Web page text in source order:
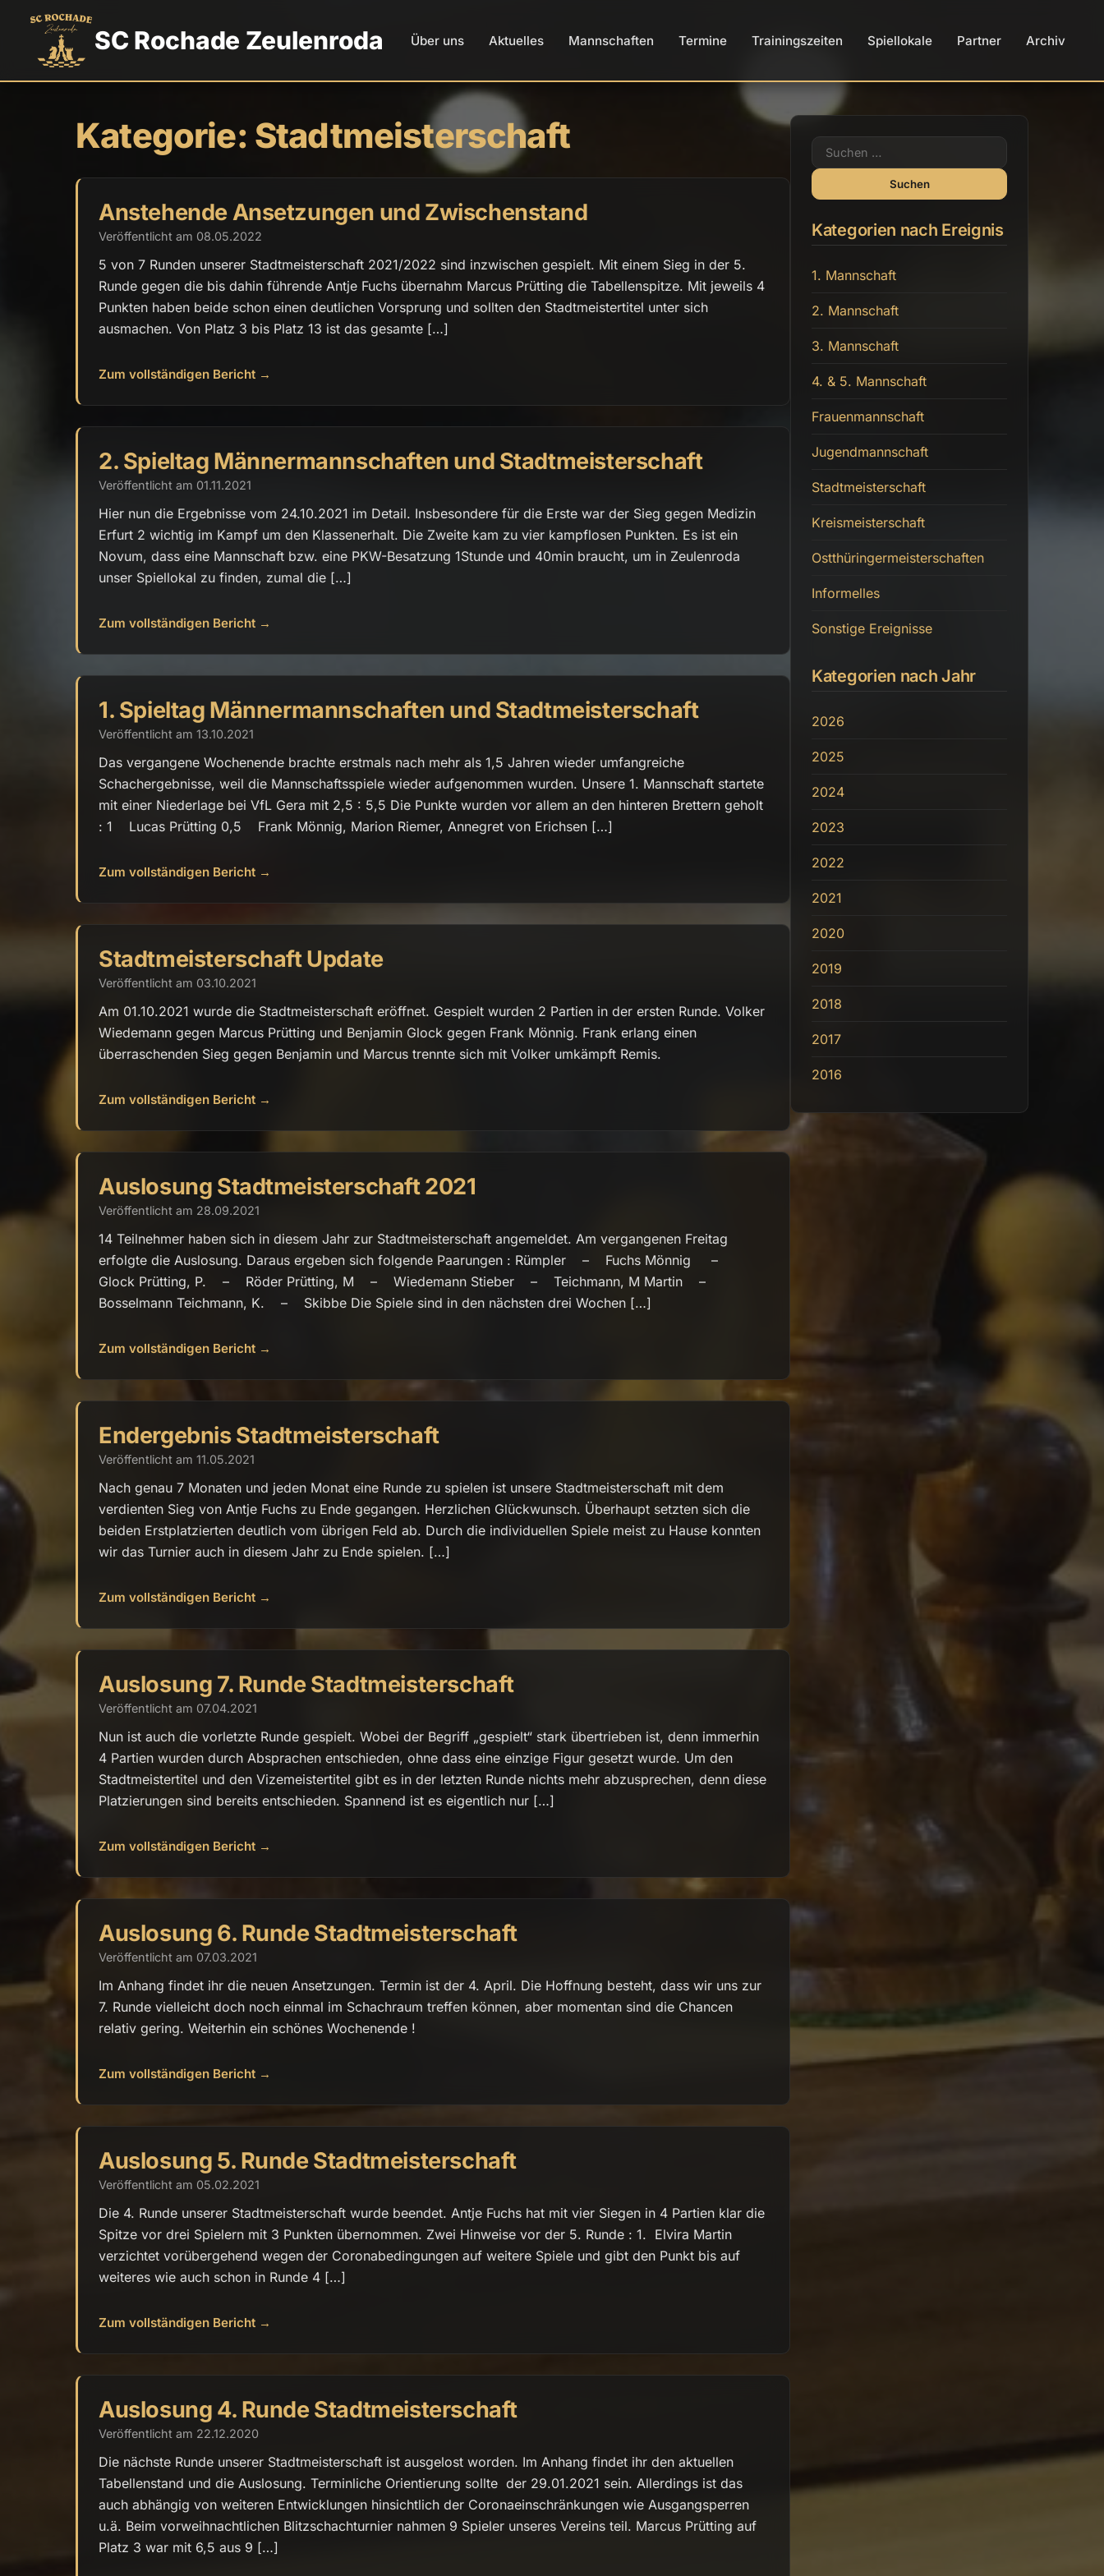
SC Rochade Zeulenroda Über uns Aktuelles Mannschaften Termine Trainingszeiten Spiellokale Partner Archiv
Kategorie: Stadtmeisterschaft
Anstehende Ansetzungen und Zwischenstand
Veröffentlicht am 08.05.2022
5 von 7 Runden unserer Stadtmeisterschaft 2021/2022 sind inzwischen gespielt. Mit einem Sieg in der 5.
Runde gegen die bis dahin führende Antje Fuchs übernahm Marcus Prütting die Tabellenspitze. Mit jeweils 4
Punkten haben beide schon einen deutlichen Vorsprung und sollten den Stadtmeistertitel unter sich
ausmachen. Von Platz 3 bis Platz 13 ist das gesamte […]
Zum vollständigen Bericht →
2. Spieltag Männermannschaften und Stadtmeisterschaft
Veröffentlicht am 01.11.2021
Hier nun die Ergebnisse vom 24.10.2021 im Detail. Insbesondere für die Erste war der Sieg gegen Medizin
Erfurt 2 wichtig im Kampf um den Klassenerhalt. Die Zweite kam zu vier kampflosen Punkten. Es ist ein
Novum, dass eine Mannschaft bzw. eine PKW-Besatzung 1Stunde und 40min braucht, um in Zeulenroda
unser Spiellokal zu finden, zumal die […]
Zum vollständigen Bericht →
1. Spieltag Männermannschaften und Stadtmeisterschaft
Veröffentlicht am 13.10.2021
Das vergangene Wochenende brachte erstmals nach mehr als 1,5 Jahren wieder umfangreiche
Schachergebnisse, weil die Mannschaftsspiele wieder aufgenommen wurden. Unsere 1. Mannschaft startete
mit einer Niederlage bei VfL Gera mit 2,5 : 5,5 Die Punkte wurden vor allem an den hinteren Brettern geholt
: 1 Lucas Prütting 0,5 Frank Mönnig, Marion Riemer, Annegret von Erichsen […]
Zum vollständigen Bericht →
Stadtmeisterschaft Update
Veröffentlicht am 03.10.2021
Am 01.10.2021 wurde die Stadtmeisterschaft eröffnet. Gespielt wurden 2 Partien in der ersten Runde. Volker
Wiedemann gegen Marcus Prütting und Benjamin Glock gegen Frank Mönnig. Frank erlang einen
überraschenden Sieg gegen Benjamin und Marcus trennte sich mit Volker umkämpft Remis.
Zum vollständigen Bericht →
Auslosung Stadtmeisterschaft 2021
Veröffentlicht am 28.09.2021
14 Teilnehmer haben sich in diesem Jahr zur Stadtmeisterschaft angemeldet. Am vergangenen Freitag
erfolgte die Auslosung. Daraus ergeben sich folgende Paarungen : Rümpler – Fuchs Mönnig –
Glock Prütting, P. – Röder Prütting, M – Wiedemann Stieber – Teichmann, M Martin –
Bosselmann Teichmann, K. – Skibbe Die Spiele sind in den nächsten drei Wochen […]
Zum vollständigen Bericht →
Endergebnis Stadtmeisterschaft
Veröffentlicht am 11.05.2021
Nach genau 7 Monaten und jeden Monat eine Runde zu spielen ist unsere Stadtmeisterschaft mit dem
verdienten Sieg von Antje Fuchs zu Ende gegangen. Herzlichen Glückwunsch. Überhaupt setzten sich die
beiden Erstplatzierten deutlich vom übrigen Feld ab. Durch die individuellen Spiele meist zu Hause konnten
wir das Turnier auch in diesem Jahr zu Ende spielen. […]
Zum vollständigen Bericht →
Auslosung 7. Runde Stadtmeisterschaft
Veröffentlicht am 07.04.2021
Nun ist auch die vorletzte Runde gespielt. Wobei der Begriff „gespielt“ stark übertrieben ist, denn immerhin
4 Partien wurden durch Absprachen entschieden, ohne dass eine einzige Figur gesetzt wurde. Um den
Stadtmeistertitel und den Vizemeistertitel gibt es in der letzten Runde nichts mehr abzusprechen, denn diese
Platzierungen sind bereits entschieden. Spannend ist es eigentlich nur […]
Zum vollständigen Bericht →
Auslosung 6. Runde Stadtmeisterschaft
Veröffentlicht am 07.03.2021
Im Anhang findet ihr die neuen Ansetzungen. Termin ist der 4. April. Die Hoffnung besteht, dass wir uns zur
7. Runde vielleicht doch noch einmal im Schachraum treffen können, aber momentan sind die Chancen
relativ gering. Weiterhin ein schönes Wochenende !
Zum vollständigen Bericht →
Auslosung 5. Runde Stadtmeisterschaft
Veröffentlicht am 05.02.2021
Die 4. Runde unserer Stadtmeisterschaft wurde beendet. Antje Fuchs hat mit vier Siegen in 4 Partien klar die
Spitze vor drei Spielern mit 3 Punkten übernommen. Zwei Hinweise vor der 5. Runde : 1. Elvira Martin
verzichtet vorübergehend wegen der Coronabedingungen auf weitere Spiele und gibt den Punkt bis auf
weiteres wie auch schon in Runde 4 […]
Zum vollständigen Bericht →
Auslosung 4. Runde Stadtmeisterschaft
Veröffentlicht am 22.12.2020
Die nächste Runde unserer Stadtmeisterschaft ist ausgelost worden. Im Anhang findet ihr den aktuellen
Tabellenstand und die Auslosung. Terminliche Orientierung sollte der 29.01.2021 sein. Allerdings ist das
auch abhängig von weiteren Entwicklungen hinsichtlich der Coronaeinschränkungen wie Ausgangsperren
u.ä. Beim vorweihnachtlichen Blitzschachturnier nahmen 9 Spieler unseres Vereins teil. Marcus Prütting auf
Platz 3 war mit 6,5 aus 9 […]
Suchen
nach:
Kategorien nach Ereignis
1. Mannschaft
2. Mannschaft
3. Mannschaft
4. & 5. Mannschaft
Frauenmannschaft
Jugendmannschaft
Stadtmeisterschaft
Kreismeisterschaft
Ostthüringermeisterschaften
Informelles
Sonstige Ereignisse
Kategorien nach Jahr
2026
2025
2024
2023
2022
2021
2020
2019
2018
2017
2016